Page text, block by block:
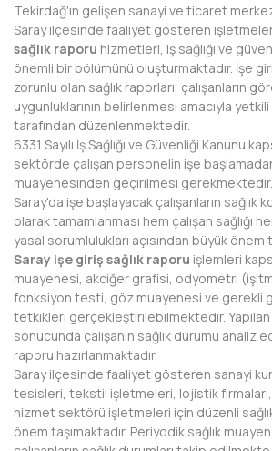
ANTALYA
ARDAHAN
ARTVİN
AYDIN
BALIKESİR
BARTIN
BATMAN
BAYBURT
BİLECİK
BİNGÖL
BİTLİS
Tekirdağ'ın gelişen sanayi ve ticaret
Saray ilçesinde faaliyet gösteren
sağlık raporu hizmetleri, iş sağlığı ve
önemli bir bölümünü oluşturmaktadır. İşe
zorunlu olan sağlık raporları, çalışanların
uygunluklarının belirlenmesi amacıyla yetkili
tarafından düzenlenmektedir.
6331 Sayılı İş Sağlığı ve Güvenliği Kanunu
sektörde çalışan personelin işe
muayenesinden geçirilmesi
Saray'da işe başlayacak çalışanların sağlık
olarak tamamlanması hem çalışan sağlığı
yasal sorumlulukları açısından büyük önem
Saray işe giriş sağlık raporu işlemleri
muayenesi, akciğer grafisi, odyometri
fonksiyon testi, göz muayenesi ve gerekli
tetkikleri gerçekleştirilebilmektedir.
sonucunda çalışanın sağlık durumu analiz
raporu hazırlanmaktadır.
Saray ilçesinde faaliyet gösteren sanayi
tesisleri, tekstil işletmeleri, lojistik
hizmet sektörü işletmeleri için düzenli
önem taşımaktadır. Periyodik sağlık